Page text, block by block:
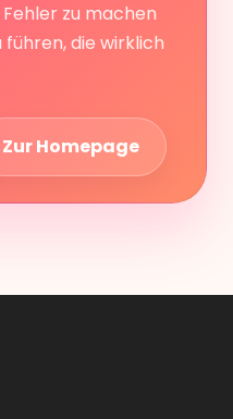
zu machen
die wirklich
Zur Homepage